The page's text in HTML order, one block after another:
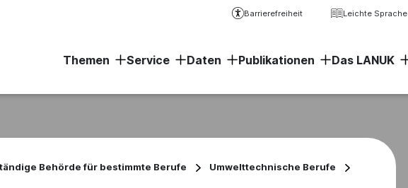
Barrierefreiheit Leichte Sprache
Themen Service Daten Publikationen Das LANUK
Behörde für bestimmte Berufe
Umwelttechnische Berufe